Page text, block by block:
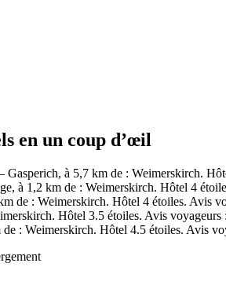
en un coup d’œil
à 5,7 km de : Weimerskirch.
à 1,2 km de : Weimerskirch. Hôtel 4
de : Weimerskirch. Hôtel 4 étoiles. Avis
Hôtel 3.5 étoiles. Avis
: Weimerskirch. Hôtel 4.5 étoiles. Avis